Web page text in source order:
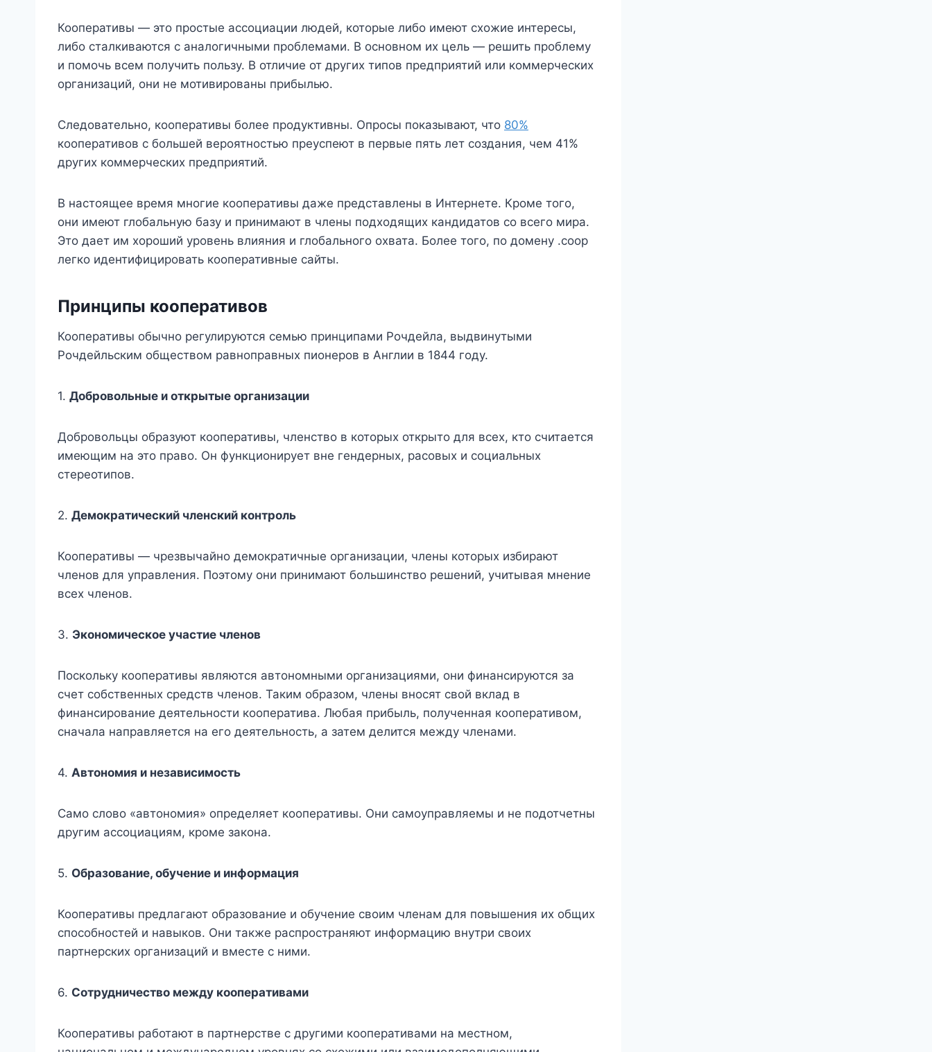
Кооперативы — это простые ассоциации людей, которые либо имеют схожие интересы,
либо сталкиваются с аналогичными проблемами. В основном их цель — решить проблему
и помочь всем получить пользу. В отличие от других типов предприятий или коммерческих
организаций, они не мотивированы прибылью.
Следовательно, кооперативы более продуктивны. Опросы показывают, что 80%
кооперативов с большей вероятностью преуспеют в первые пять лет создания, чем 41%
других коммерческих предприятий.
В настоящее время многие кооперативы даже представлены в Интернете. Кроме того,
они имеют глобальную базу и принимают в члены подходящих кандидатов со всего мира.
Это дает им хороший уровень влияния и глобального охвата. Более того, по домену .coop
легко идентифицировать кооперативные сайты.
Принципы кооперативов
Кооперативы обычно регулируются семью принципами Рочдейла, выдвинутыми
Рочдейльским обществом равноправных пионеров в Англии в 1844 году.
1. Добровольные и открытые организации
Добровольцы образуют кооперативы, членство в которых открыто для всех, кто считается
имеющим на это право. Он функционирует вне гендерных, расовых и социальных
стереотипов.
2. Демократический членский контроль
Кооперативы — чрезвычайно демократичные организации, члены которых избирают
членов для управления. Поэтому они принимают большинство решений, учитывая мнение
всех членов.
3. Экономическое участие членов
Поскольку кооперативы являются автономными организациями, они финансируются за
счет собственных средств членов. Таким образом, члены вносят свой вклад в
финансирование деятельности кооператива. Любая прибыль, полученная кооперативом,
сначала направляется на его деятельность, а затем делится между членами.
4. Автономия и независимость
Само слово «автономия» определяет кооперативы. Они самоуправляемы и не подотчетны
другим ассоциациям, кроме закона.
5. Образование, обучение и информация
Кооперативы предлагают образование и обучение своим членам для повышения их общих
способностей и навыков. Они также распространяют информацию внутри своих
партнерских организаций и вместе с ними.
6. Сотрудничество между кооперативами
Кооперативы работают в партнерстве с другими кооперативами на местном,